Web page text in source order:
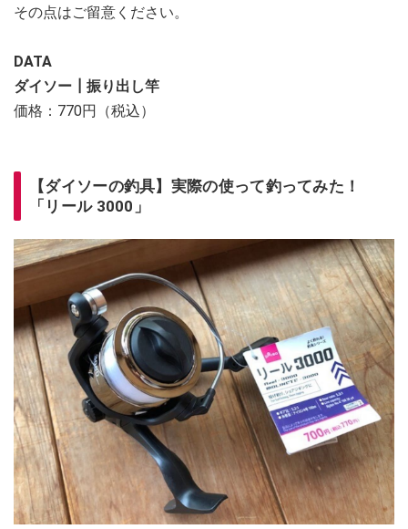
その点はご留意ください。
DATA
ダイソー┃振り出し竿
価格：770円（税込）
【ダイソーの釣具】実際の使って釣ってみた！
「リール 3000」